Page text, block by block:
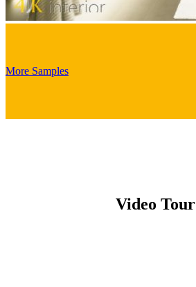
More Samples
Video Tour